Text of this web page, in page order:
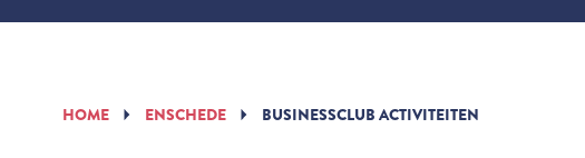
HOME ENSCHEDE BUSINESSCLUB ACTIVITEITEN